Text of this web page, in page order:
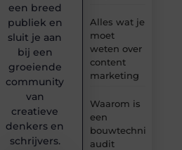
Alles wat je
moet
weten over
content
marketing
Waarom is
een
bouwtechnische
audit
een breed
publiek en
sluit je aan
bij een
groeiende
community
van
creatieve
denkers en
schrijvers.